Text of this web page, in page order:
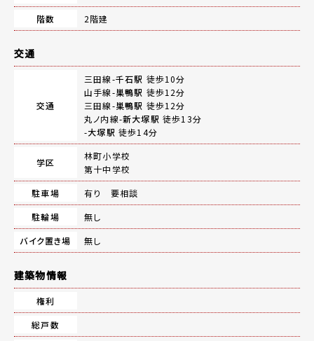
階数
2階建
交通
交通
三田線-千石駅 徒歩10分
山手線-巣鴨駅 徒歩12分
三田線-巣鴨駅 徒歩12分
丸ノ内線-新大塚駅 徒歩13分
-大塚駅 徒歩14分
学区
林町小学校
第十中学校
駐車場
有り 要相談
駐輪場
無し
バイク置き場
無し
建築物情報
権利
総戸数